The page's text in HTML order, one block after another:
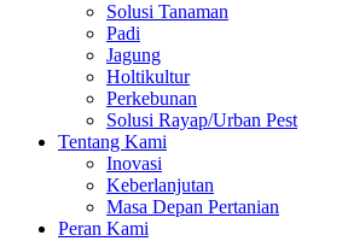
Solusi Tanaman
Padi
Jagung
Holtikultur
Perkebunan
Solusi Rayap/Urban Pest
Tentang Kami
Inovasi
Keberlanjutan
Masa Depan Pertanian
Peran Kami